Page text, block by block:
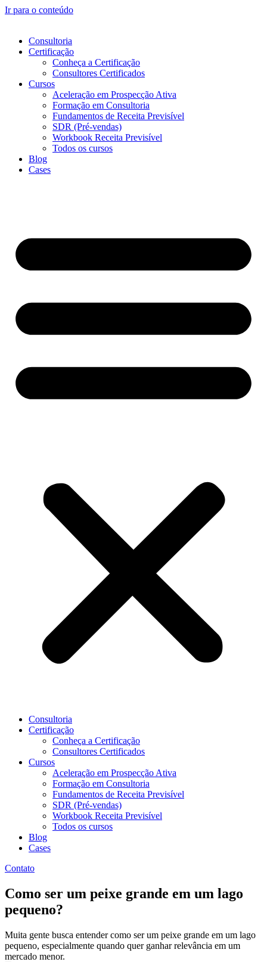
Ir para o conteúdo
Consultoria
Certificação
Conheça a Certificação
Consultores Certificados
Cursos
Aceleração em Prospecção Ativa
Formação em Consultoria
Fundamentos de Receita Previsível
SDR (Pré-vendas)
Workbook Receita Previsível
Todos os cursos
Blog
Cases
Consultoria
Certificação
Conheça a Certificação
Consultores Certificados
Cursos
Aceleração em Prospecção Ativa
Formação em Consultoria
Fundamentos de Receita Previsível
SDR (Pré-vendas)
Workbook Receita Previsível
Todos os cursos
Blog
Cases
Contato
Como ser um peixe grande em um lago
pequeno?
Muita gente busca entender como ser um peixe grande em um lago
pequeno, especialmente quando quer ganhar relevância em um
mercado menor.